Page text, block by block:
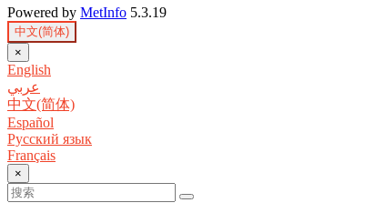
Powered by MetInfo 5.3.19
中文(简体)
×
English
عربي
中文(简体)
Español
Русский язык
Français
×